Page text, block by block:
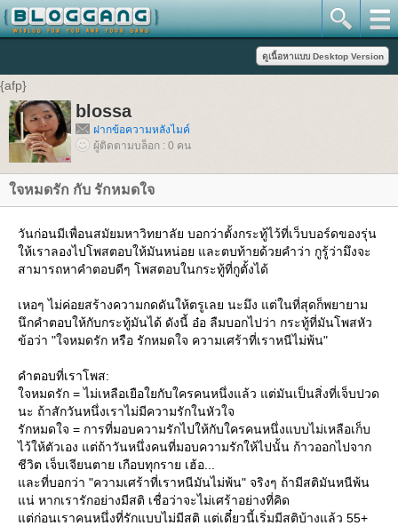
{afp}
blossa
ฝากข้อความหลังไมค์
ผู้ติดตามบล็อก : 0 คน
ใจหมดรัก กับ รักหมดใจ
วันก่อนมีเพื่อนสมัยมหาวิทยาลัย บอกว่าตั้งกระทู้ไว้ที่เว็บบอร์ดของรุ่น
ให้เราลองไปโพสตอบให้มันหน่อย และตบท้ายด้วยคำว่า กูรู้ว่ามึงจะ
สามารถหาคำตอบดีๆ โพสตอบในกระทู้ที่กูตั้งได้
เหอๆ ไม่ค่อยสร้างความกดดันให้ตรูเลย นะมึง แต่ในที่สุดก็พยายาม
นึกคำตอบให้กับกระทู้มันได้ ดังนี้ อ๋อ ลืมบอกไปว่า กระทู้ที่มันโพสหัว
ข้อว่า "ใจหมดรัก หรือ รักหมดใจ ความเศร้าที่เราหนีไม่พ้น"
คำตอบที่เราโพส:
ใจหมดรัก = ไม่เหลือเยือใยกับใครคนหนึ่งแล้ว แต่มันเป็นสิ่งที่เจ็บปวด
นะ ถ้าสักวันหนึ่งเราไม่มีความรักในหัวใจ
รักหมดใจ = การที่มอบความรักไปให้กับใครคนหนึ่งแบบไม่เหลือเก็บ
ไว้ให้ตัวเอง แต่ถ้าวันหนึ่งคนที่มอบความรักให้ไปนั้น ก้าวออกไปจาก
ชีวิต เจ็บเจียนตาย เกือบทุกราย เฮ้อ...
และที่บอกว่า "ความเศร้าที่เราหนีมันไม่พ้น" จริงๆ ถ้ามีสติมันหนีพ้น
แน่ หากเรารักอย่างมีสติ เชื่อว่าจะไม่เศร้าอย่างที่คิด
แต่ก่อนเราคนหนึ่งที่รักแบบไม่มีสติ แต่เดี๋ยวนี้เริ่มมีสติบ้างแล้ว 55+